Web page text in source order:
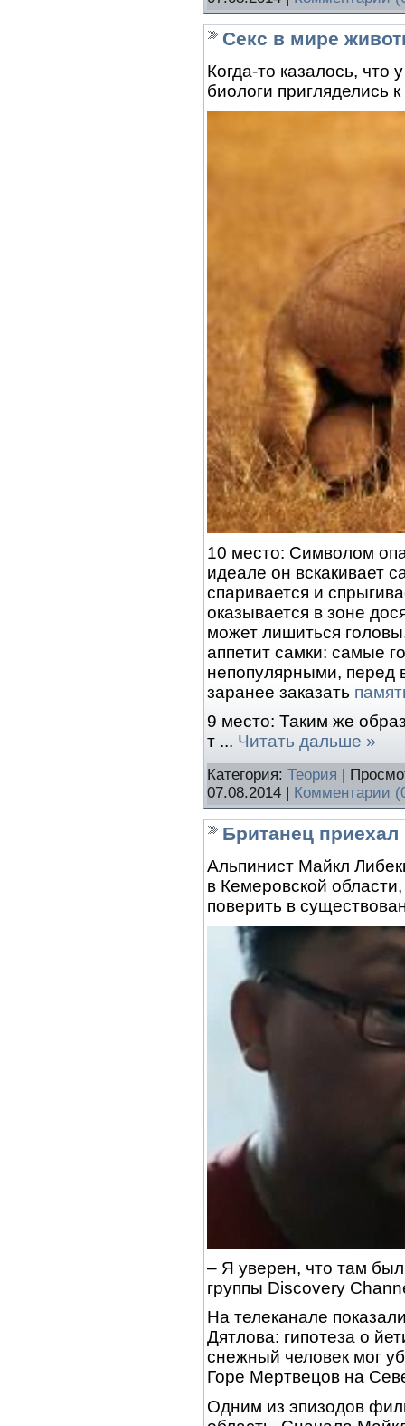
Секс в мире
Когда-то казалось, что
биологи пригляделись
10 место: Символом
идеале он вскакивает
спаривается и
оказывается в зоне
может лишиться
аппетит самки: самые
непопулярными, перед
заранее заказать
9 место: Таким же
т ... Читать дальше »
Категория: Теория |
07.08.2014 | Комментарии
Британец приехал
Альпинист Майкл
в Кемеровской
поверить в
– Я уверен, что там
группы Discovery
На телеканале
Дятлова: гипотеза о
снежный человек мог
Горе Мертвецов на
Одним из эпизодов